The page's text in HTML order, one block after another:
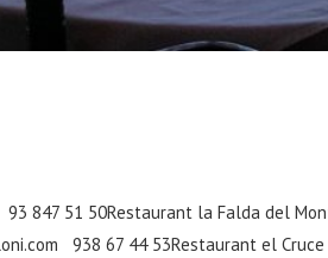
847 51 50Restaurant la Falda del
938 67 44 53Restaurant el